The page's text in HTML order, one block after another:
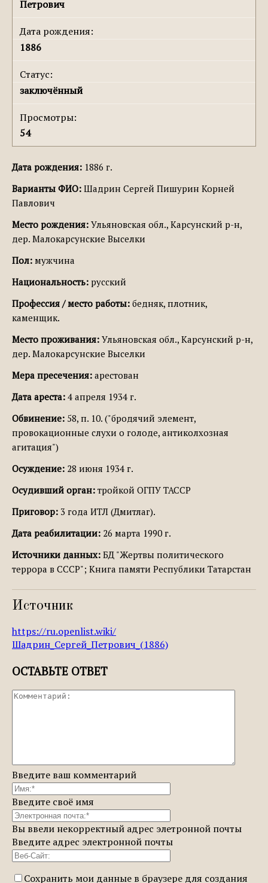
Петрович
Дата рождения:
1886
Статус:
заключённый
Просмотры:
54
Дата рождения: 1886 г.
Варианты ФИО: Шадрин Сергей Пишурин Корней
Павлович
Место рождения: Ульяновская обл., Карсунский р-н,
дер. Малокарсунские Выселки
Пол: мужчина
Национальность: русский
Профессия / место работы: бедняк, плотник,
каменщик.
Место проживания: Ульяновская обл., Карсунский р-н,
дер. Малокарсунские Выселки
Мера пресечения: арестован
Дата ареста: 4 апреля 1934 г.
Обвинение: 58, п. 10. ("бродячий элемент,
провокационные слухи о голоде, антиколхозная
агитация")
Осуждение: 28 июня 1934 г.
Осудивший орган: тройкой ОГПУ ТАССР
Приговор: 3 года ИТЛ (Дмитлаг).
Дата реабилитации: 26 марта 1990 г.
Источники данных: БД "Жертвы политического
террора в СССР"; Книга памяти Республики Татарстан
Источник
https://ru.openlist.wiki/
Шадрин_Сергей_Петрович_(1886)
ОСТАВЬТЕ ОТВЕТ
Введите ваш комментарий
Введите своё имя
Вы ввели некорректный адрес элетронной почты
Введите адрес электронной почты
Сохранить мои данные в браузере для создания